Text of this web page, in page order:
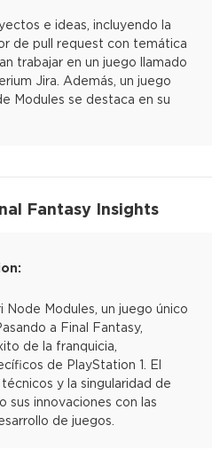
e ideas, incluyendo la
de pull request con temática
trabajar en un juego llamado
Jira. Además, un juego
Modules se destaca en su
Fantasy Insights
Modules, un juego único
a Final Fantasy,
de la franquicia,
de PlayStation 1. El
y la singularidad de
sus innovaciones con las
de juegos.